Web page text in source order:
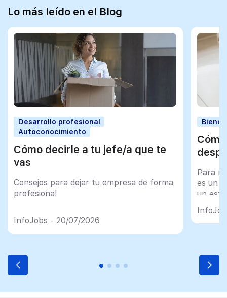
Lo más leído en el Blog
Desarrollo profesional
Autoconocimiento
Cómo decirle a tu jefe/a que te
vas
Consejos para dejar tu empresa de forma
profesional
InfoJobs - 20/07/2026
Para
es un
un